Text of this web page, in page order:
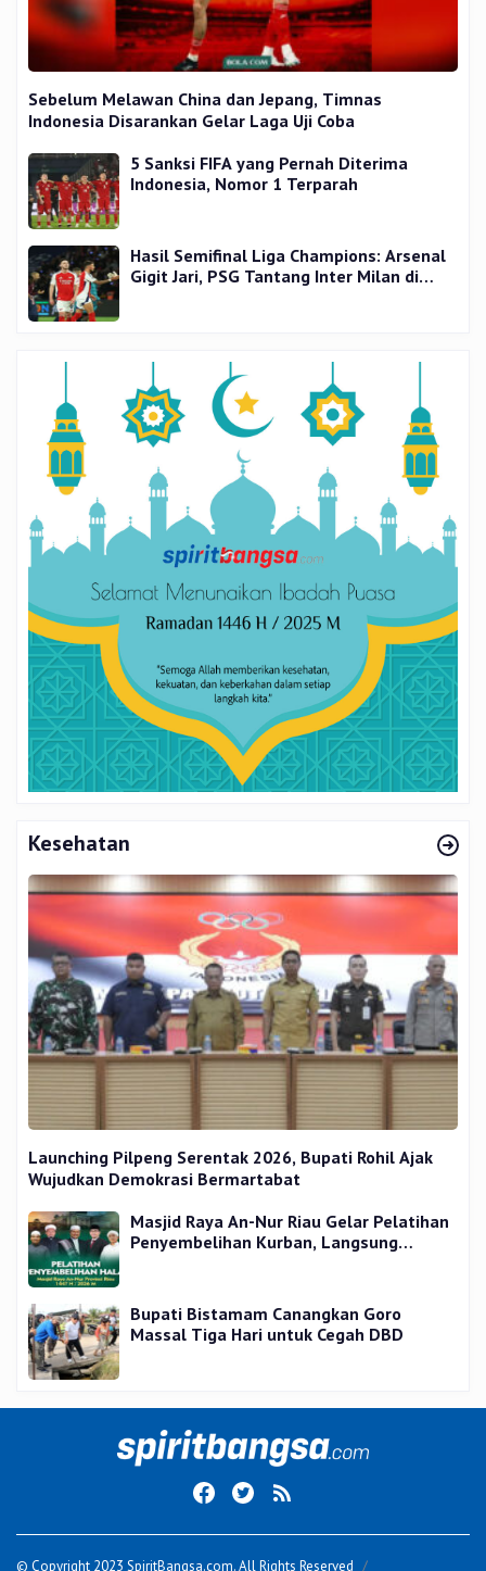
Sebelum Melawan China dan Jepang, Timnas
Indonesia Disarankan Gelar Laga Uji Coba
5 Sanksi FIFA yang Pernah Diterima
Indonesia, Nomor 1 Terparah
Hasil Semifinal Liga Champions: Arsenal
Gigit Jari, PSG Tantang Inter Milan di
Kesehatan
Launching Pilpeng Serentak 2026, Bupati Rohil Ajak
Wujudkan Demokrasi Bermartabat
Masjid Raya An-Nur Riau Gelar Pelatihan
Penyembelihan Kurban, Langsung
Bupati Bistamam Canangkan Goro
Massal Tiga Hari untuk Cegah DBD
© Copyright 2023 SpiritBangsa.com. All Rights Reserved